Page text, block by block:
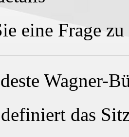
eine Frage
Wagner-
das